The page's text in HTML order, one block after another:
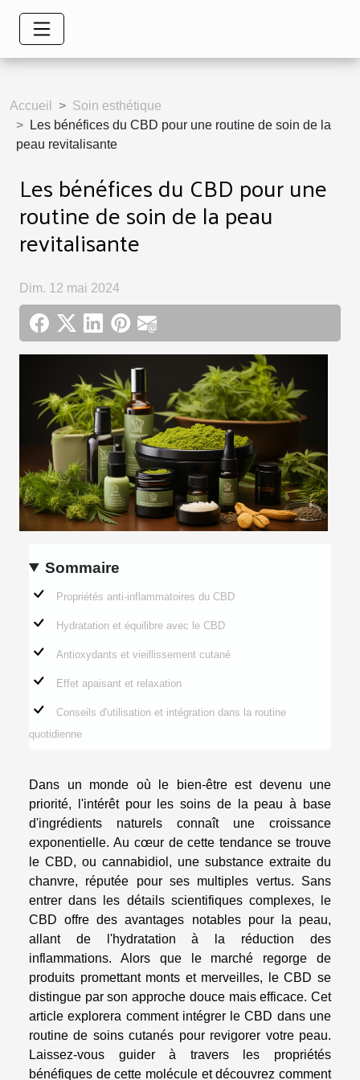
Accueil
Soin esthétique
Les bénéfices du CBD pour une routine de soin de la
peau revitalisante
Les bénéfices du CBD pour une
routine de soin de la peau
revitalisante
Dim. 12 mai 2024
Sommaire
Propriétés anti-inflammatoires du CBD
Hydratation et équilibre avec le CBD
Antioxydants et vieillissement cutané
Effet apaisant et relaxation
Conseils d'utilisation et intégration dans la routine
quotidienne
Dans un monde où le bien-être est devenu une
priorité, l'intérêt pour les soins de la peau à base
d'ingrédients naturels connaît une croissance
exponentielle. Au cœur de cette tendance se trouve
le CBD, ou cannabidiol, une substance extraite du
chanvre, réputée pour ses multiples vertus. Sans
entrer dans les détails scientifiques complexes, le
CBD offre des avantages notables pour la peau,
allant de l'hydratation à la réduction des
inflammations. Alors que le marché regorge de
produits promettant monts et merveilles, le CBD se
distingue par son approche douce mais efficace. Cet
article explorera comment intégrer le CBD dans une
routine de soins cutanés pour revigorer votre peau.
Laissez-vous guider à travers les propriétés
bénéfiques de cette molécule et découvrez comment